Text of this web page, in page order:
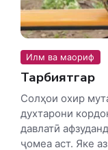
Илм ва маориф
Тарбиятгар
Солҳои охир
духтарони
давлатӣ
ҷомеа аст. Яке